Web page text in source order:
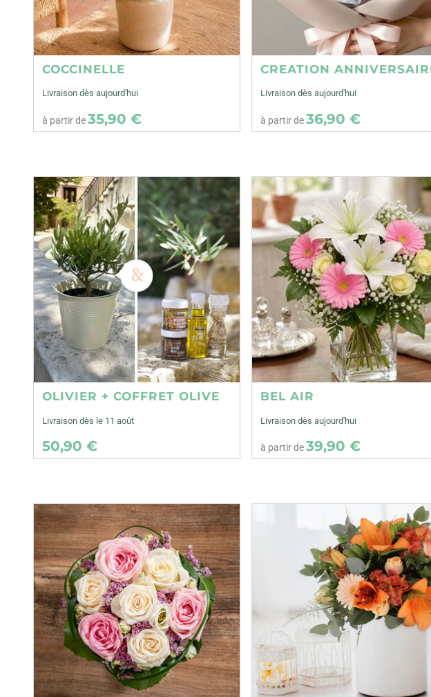
COCCINELLE
Livraison dès aujourd'hui
à partir de35,90 €
CREATION
Livraison dès aujourd'hui
à partir de36,90 €
OLIVIER + COFFRET OLIVE
Livraison dès le 11 août
50,90 €
BEL AIR
Livraison dès aujourd'hui
à partir de39,90 €